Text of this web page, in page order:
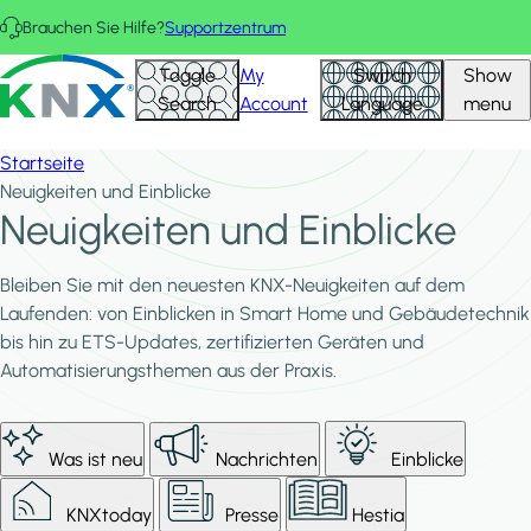
Direkt zum Inhalt
Brauchen Sie Hilfe?Supportzentrum
KNX - Homepage Toggle
Search
My
Account
Switch
Language
Show
menu
Startseite
Neuigkeiten und Einblicke
Neuigkeiten und Einblicke
Bleiben Sie mit den neuesten KNX-Neuigkeiten auf dem
Laufenden: von Einblicken in Smart Home und Gebäudetechnik
bis hin zu ETS-Updates, zertifizierten Geräten und
Automatisierungsthemen aus der Praxis.
Was ist neu Nachrichten Einblicke
KNXtoday Presse Hestia